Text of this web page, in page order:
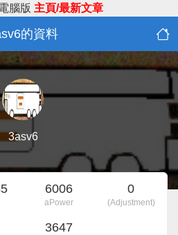
腦版 主頁/最新文章
的資料
3asv6
6006
aPower
0
(Adjustment)
3647